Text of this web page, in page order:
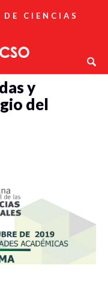
CIENCIAS
y
del